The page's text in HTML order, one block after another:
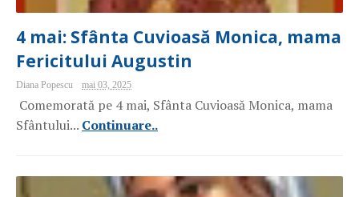
4 mai: Sfânta Cuvioasă Monica, mama
Fericitului Augustin
Diana Popescu mai 03, 2025
Comemorată pe 4 mai, Sfânta Cuvioasă Monica, mama
Sfântului... Continuare..